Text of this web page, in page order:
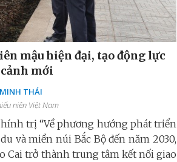
mậu hiện đại, tạo động lực
mới
THÁI
niên Việt Nam
trị “Về phương hướng phát triển
và miền núi Bắc Bộ đến năm 2030,
Cai trở thành trung tâm kết nối giao